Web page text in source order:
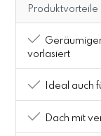
Produktvorteile
vorlasiert
Ideal auch
Dach mit